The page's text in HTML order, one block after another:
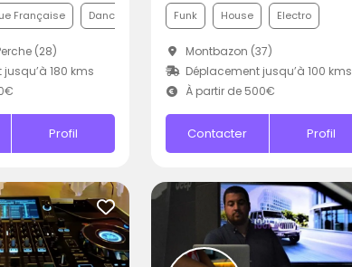
Française Dance
(28)
180 kms
Profil
Funk House Electro
Montbazon (37)
Déplacement jusqu’à 100 kms
À partir de 500€
Contacter Profil